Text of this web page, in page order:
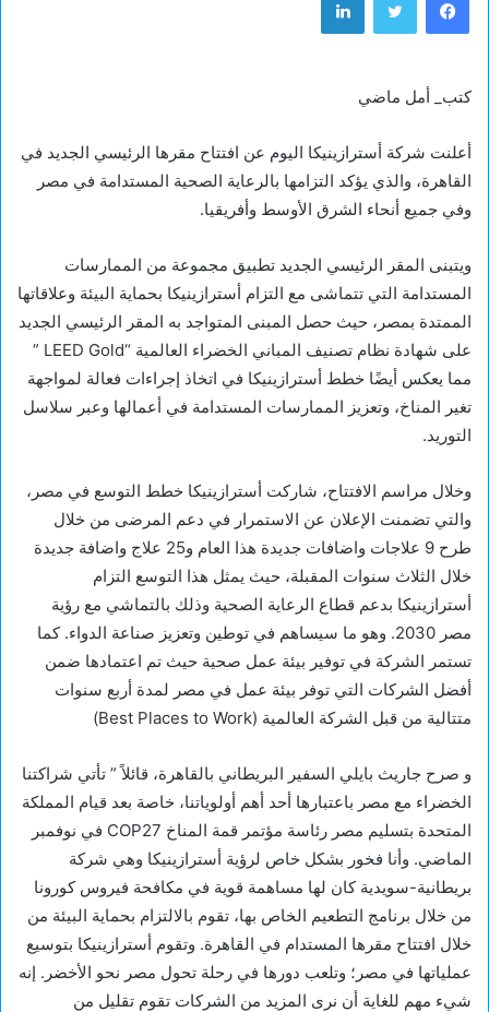
كتب_ أمل ماضي
أعلنت شركة أسترازينيكا اليوم عن افتتاح مقرها الرئيسي الجديد في
القاهرة، والذي يؤكد التزامها بالرعاية الصحية المستدامة في مصر
وفي جميع أنحاء الشرق الأوسط وأفريقيا.
ويتبنى المقر الرئيسي الجديد تطبيق مجموعة من الممارسات
المستدامة التي تتماشى مع التزام أسترازينيكا بحماية البيئة وعلاقاتها
الممتدة بمصر، حيث حصل المبنى المتواجد به المقر الرئيسي الجديد
على شهادة نظام تصنيف المباني الخضراء العالمية “LEED Gold ”
مما يعكس أيضًا خطط أسترازينيكا في اتخاذ إجراءات فعالة لمواجهة
تغير المناخ، وتعزيز الممارسات المستدامة في أعمالها وعبر سلاسل
التوريد.
وخلال مراسم الافتتاح، شاركت أسترازينيكا خطط التوسع في مصر،
والتي تضمنت الإعلان عن الاستمرار في دعم المرضى من خلال
طرح 9 علاجات واضافات جديدة هذا العام و25 علاج واضافة جديدة
خلال الثلاث سنوات المقبلة، حيث يمثل هذا التوسع التزام
أسترازينيكا بدعم قطاع الرعاية الصحية وذلك بالتماشي مع رؤية
مصر 2030. وهو ما سيساهم في توطين وتعزيز صناعة الدواء. كما
تستمر الشركة في توفير بيئة عمل صحية حيث تم اعتمادها ضمن
أفضل الشركات التي توفر بيئة عمل في مصر لمدة أربع سنوات
متتالية من قبل الشركة العالمية (Best Places to Work)
و صرح جاريث بايلي السفير البريطاني بالقاهرة، قائلاً ” تأتي شراكتنا
الخضراء مع مصر باعتبارها أحد أهم أولوياتنا، خاصة بعد قيام المملكة
المتحدة بتسليم مصر رئاسة مؤتمر قمة المناخ COP27 في نوفمبر
الماضي. وأنا فخور بشكل خاص لرؤية أسترازينيكا وهي شركة
بريطانية-سويدية كان لها مساهمة قوية في مكافحة فيروس كورونا
من خلال برنامج التطعيم الخاص بها، تقوم بالالتزام بحماية البيئة من
خلال افتتاح مقرها المستدام في القاهرة. وتقوم أسترازينيكا بتوسيع
عملياتها في مصر؛ وتلعب دورها في رحلة تحول مصر نحو الأخضر. إنه
شيء مهم للغاية أن نرى المزيد من الشركات تقوم تقليل من